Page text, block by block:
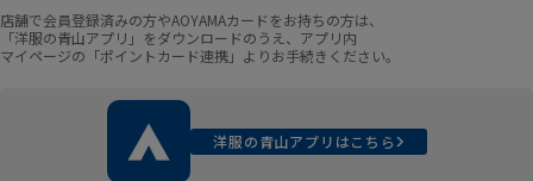
店舗で会員登録済みの方やAOYAMAカードをお持ちの方は、
「洋服の青山アプリ」をダウンロードのうえ、アプリ内
マイページの「ポイントカード連携」よりお手続きください。
洋服の青山アプリはこちら